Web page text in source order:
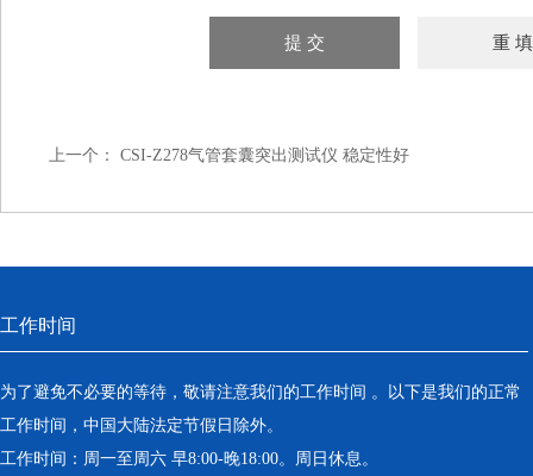
上一个： CSI-Z278气管套囊突出测试仪 稳定性好
工作时间
为了避免不必要的等待，敬请注意我们的工作时间 。以下是我们的正常
工作时间，中国大陆法定节假日除外。
工作时间：周一至周六 早8:00-晚18:00。周日休息。